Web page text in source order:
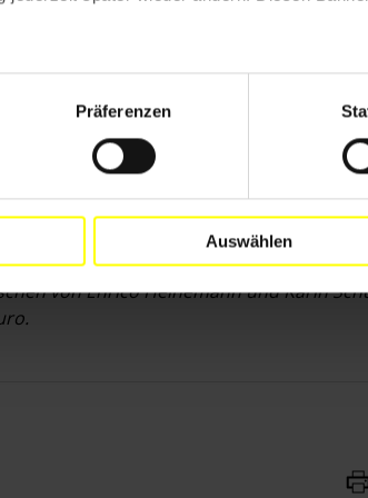
Präferenzen
Auswählen
des leicht verstaubt klingenden Titels –
Wegen, um die Diktatur zu erneuern,
leistungsfähig bleibt", schreibt der US-
er auf die alten und neuen
funktionieren nur im Kontext und
die mögliche Medienmanipulation
in Russland gleich unter
den Vorteil einer weiteren,
sein.
von Enrico Heinemann und Karin